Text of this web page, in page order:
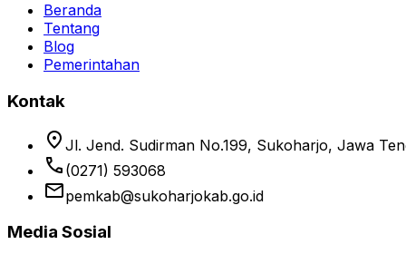
Beranda
Tentang
Blog
Pemerintahan
Kontak
location_on Jl. Jend. Sudirman No.199, Sukoharjo, Jawa
phone (0271) 593068
emailpemkab@sukoharjokab.go.id
Media Sosial